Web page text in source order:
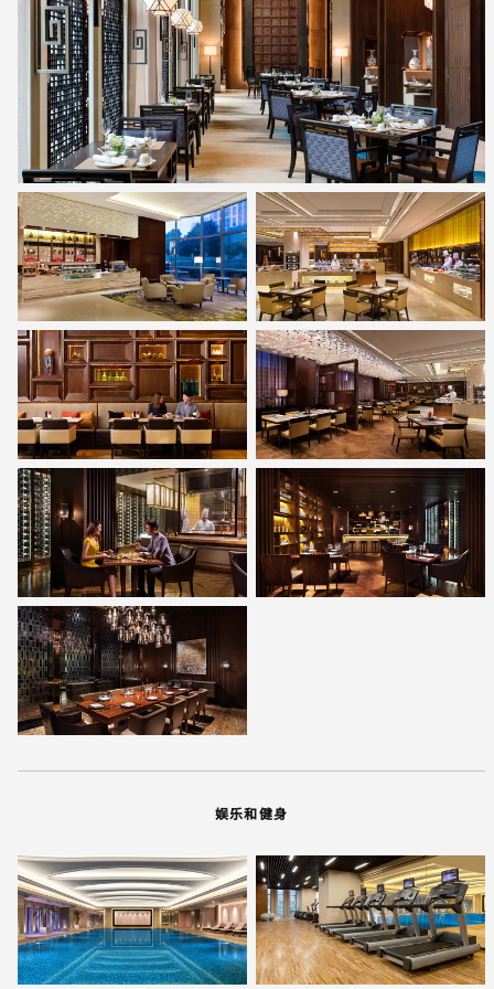
娱乐和健身